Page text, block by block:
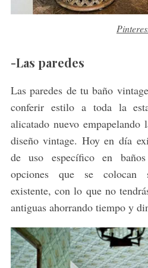
-Las paredes
Las paredes de tu baño
conferir estilo a toda la
alicatado nuevo
diseño vintage. Hoy en día
de uso específico en
opciones que se colocan
existente, con lo que no
antiguas ahorrando tiempo y